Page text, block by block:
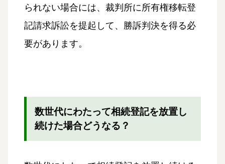
られない場合には、裁判所に所有権移転登
記請求訴訟を提起して、勝訴判決を得る必
要があります。
数世代にわたって相続登記を放置し
続けた場合どうなる？